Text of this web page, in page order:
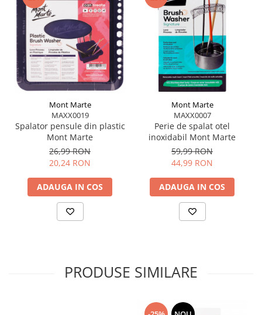
Mont Marte
MAXX0019
Spalator pensule din plastic
Mont Marte
26,99 RON
20,24 RON
ADAUGA IN COS
Mont Marte
MAXX0007
Perie de spalat otel
inoxidabil Mont Marte
59,99 RON
44,99 RON
ADAUGA IN COS
PRODUSE SIMILARE